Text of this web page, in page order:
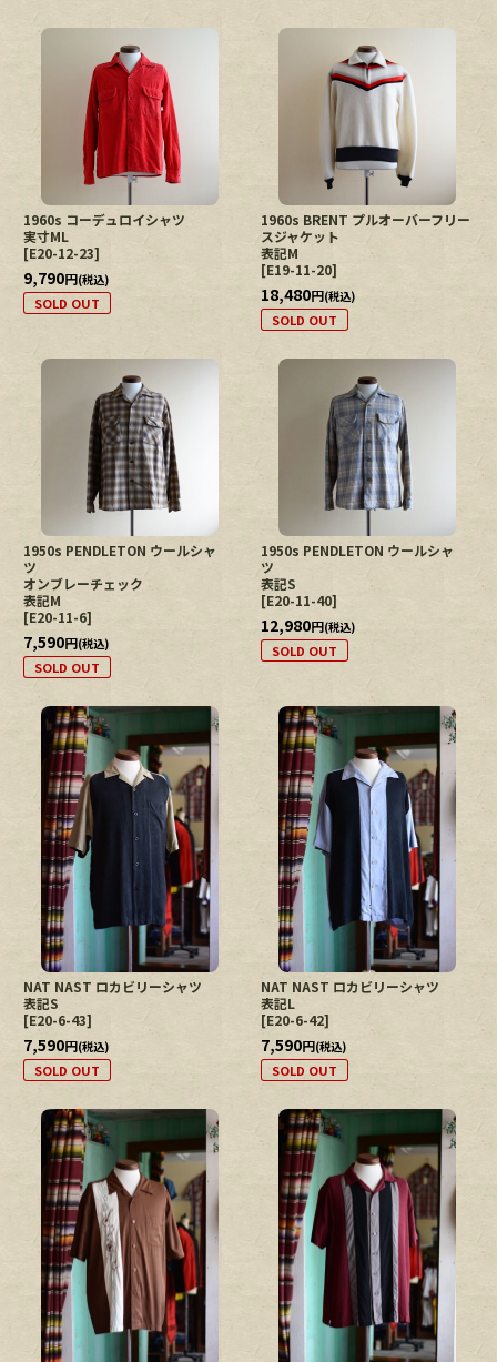
1960s コーデュロイシャツ
実寸ML
[E20-12-23]
9,790円(税込)
SOLD OUT
1960s BRENT プルオーバーフリー
スジャケット
表記M
[E19-11-20]
18,480円(税込)
SOLD OUT
1950s PENDLETON ウールシャ
ツ
オンブレーチェック
表記M
[E20-11-6]
7,590円(税込)
SOLD OUT
1950s PENDLETON ウールシャ
ツ
表記S
[E20-11-40]
12,980円(税込)
SOLD OUT
NAT NAST ロカビリーシャツ
表記S
[E20-6-43]
7,590円(税込)
SOLD OUT
NAT NAST ロカビリーシャツ
表記L
[E20-6-42]
7,590円(税込)
SOLD OUT